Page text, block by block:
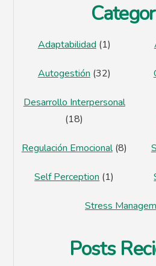
Adaptabilidad (1)
Autogestión (32)
Desarrollo Interpersonal
(18)
Regulación Emocional(8)
Self Perception (1)
Stress
Posts